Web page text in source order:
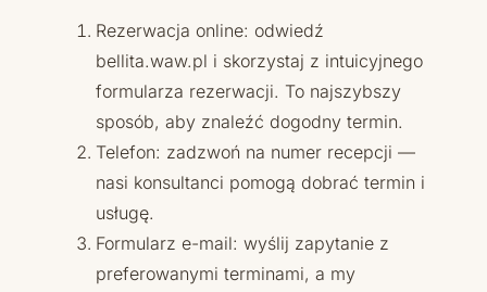
Rezerwacja online: odwiedź
bellita.waw.pl i skorzystaj z intuicyjnego
formularza rezerwacji. To najszybszy
sposób, aby znaleźć dogodny termin.
Telefon: zadzwoń na numer recepcji —
nasi konsultanci pomogą dobrać termin i
usługę.
Formularz e-mail: wyślij zapytanie z
preferowanymi terminami, a my